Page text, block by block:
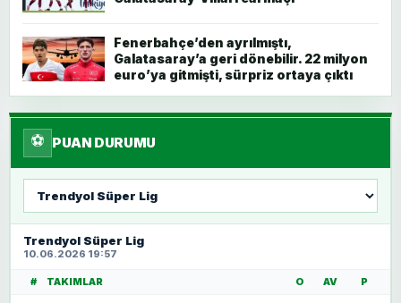
Fenerbahçe’den ayrılmıştı,
Galatasaray’a geri dönebilir. 22 milyon
euro’ya gitmişti, sürpriz ortaya çıktı
⚽ PUAN DURUMU
seç
Trendyol Süper Lig
10.06.2026 19:57
# TAKIMLAR O AV P